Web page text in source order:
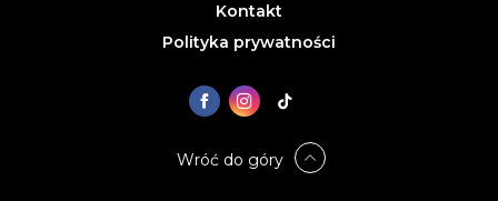
Kontakt
Polityka prywatności
Wróć do góry